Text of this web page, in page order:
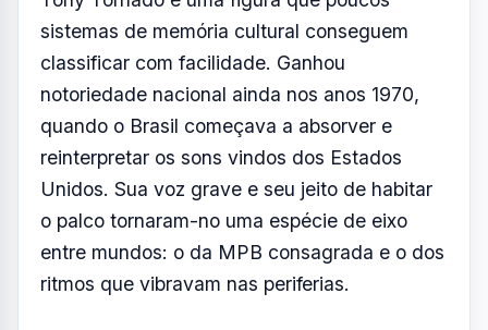
sistemas de memória cultural conseguem
classificar com facilidade. Ganhou
notoriedade nacional ainda nos anos 1970,
quando o Brasil começava a absorver e
reinterpretar os sons vindos dos Estados
Unidos. Sua voz grave e seu jeito de habitar
o palco tornaram-no uma espécie de eixo
entre mundos: o da MPB consagrada e o dos
ritmos que vibravam nas periferias.